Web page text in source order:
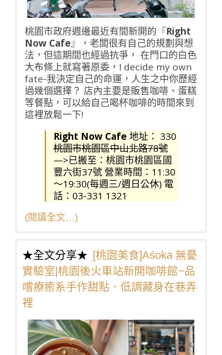
桃園市政府週邊最近有間新開的『Right
Now Cafe』，老闆很有自己的規劃與想
法，但這期間也經過抗爭， 在門口的白色
大布條上就寫著原委，I decide my own
fate-我決定自己的命運，人生之中你歷經
過幾個選擇？ 店內主要是販售咖啡、蛋糕
等餐點，可以給自己喝杯咖啡的時間來到
這裡放鬆一下!
Right Now Cafe 地址： 330
桃園市桃園區中山北路78號
—>已搬至：桃園市桃園區國
豐六街37號 營業時間：11:30
～19:30(每週三/週日公休) 電
話：03-331 1321
(閱讀全文…)
★全文分享★ [桃園美食]Aśoka 無憂
實驗室|桃園後火車站新開咖啡館~品
嚐療癒系手作甜點．低調藏身在巷弄
裡